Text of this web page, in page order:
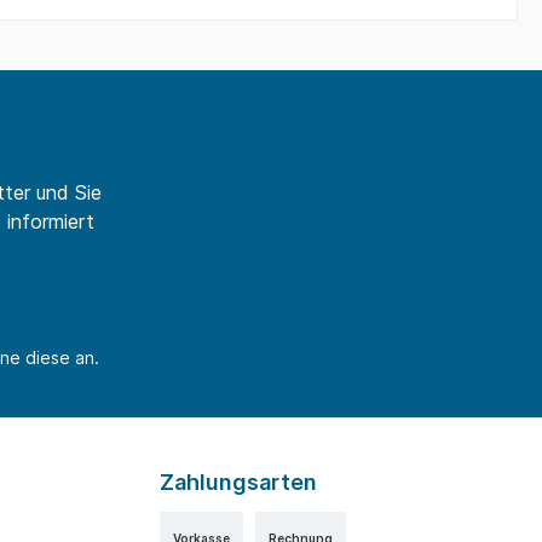
und Sie
informiert
diese an.
Zahlungsarten
Vorkasse Rechnung